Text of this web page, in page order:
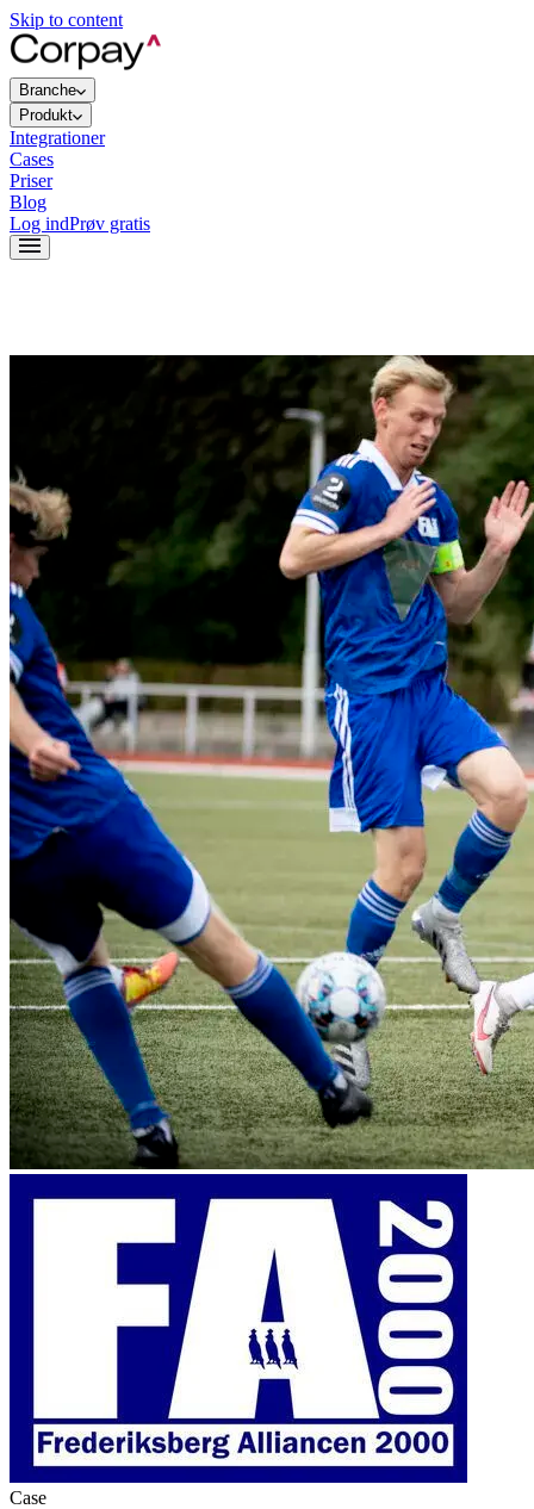
Skip to content
Branche
Produkt
Integrationer
Cases
Priser
Blog
Log indPrøv gratis
Case